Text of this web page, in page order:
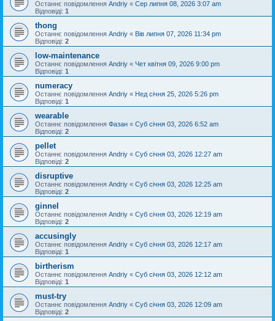
Останнє повідомлення Andriy « Сер липня 08, 2026 3:07 am
Відповіді: 1
thong
Останнє повідомлення Andriy « Вів липня 07, 2026 11:34 pm
Відповіді: 2
low-maintenance
Останнє повідомлення Andriy « Чет квітня 09, 2026 9:00 pm
Відповіді: 1
numeracy
Останнє повідомлення Andriy « Нед січня 25, 2026 5:26 pm
Відповіді: 1
wearable
Останнє повідомлення Фазан « Суб січня 03, 2026 6:52 am
Відповіді: 2
pellet
Останнє повідомлення Andriy « Суб січня 03, 2026 12:27 am
Відповіді: 2
disruptive
Останнє повідомлення Andriy « Суб січня 03, 2026 12:25 am
Відповіді: 2
ginnel
Останнє повідомлення Andriy « Суб січня 03, 2026 12:19 am
Відповіді: 2
accusingly
Останнє повідомлення Andriy « Суб січня 03, 2026 12:17 am
Відповіді: 1
birtherism
Останнє повідомлення Andriy « Суб січня 03, 2026 12:12 am
Відповіді: 1
must-try
Останнє повідомлення Andriy « Суб січня 03, 2026 12:09 am
Відповіді: 2